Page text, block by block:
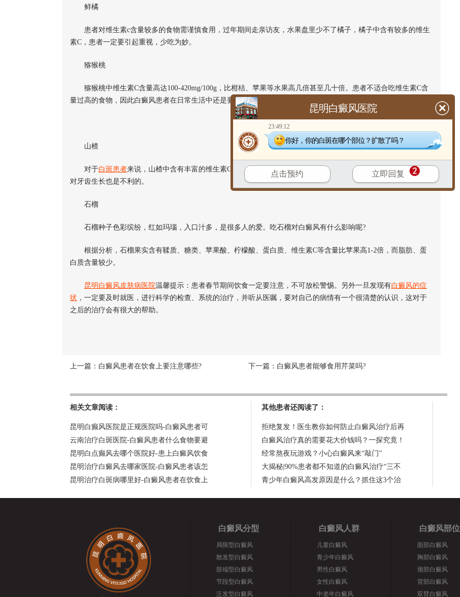
鲜橘
患者对维生素c含量较多的食物需谨慎食用，过年期间走亲访友，水果盘里少不了橘子，橘子中含有较多的维生
素C，患者一定要引起重视，少吃为妙。
猕猴桃
猕猴桃中维生素C含量高达100-420mg/100g，比柑桔、苹果等水果高几倍甚至几十倍。患者不适合吃维生素C含
量过高的食物，因此白癜风患者在日常生活中还是要尽量的少吃猕猴桃。
山楂
对于白斑患者来说，山楂中含有丰富的维生素C，是不利于 白癜风治疗
的。另外，长时间的食用山楂类的食品，
对牙齿生长也是不利的。
石榴
石榴种子色彩缤纷，红如玛瑙，入口汁多，是很多人的爱。吃石榴对白癜风有什么影响呢?
根据分析，石榴果实含有鞣质、糖类、苹果酸、柠檬酸、蛋白质、维生素C等含量比苹果高1-2倍，而脂肪、蛋
白质含量较少。
昆明白癜风皮肤病医院温馨提示：患者春节期间饮食一定要注意，不可放松警惕。另外一旦发现有白癜风的症
状 ，一定要及时就医，进行科学的检查、系统的治疗，并听从医嘱，要对自己的病情有一个很清楚的认识，这对于
之后的治疗会有很大的帮助。
上一篇： 白癜风患者在饮食上要注意哪些? 下一篇： 白癜风患者能够食用芹菜吗?
相关文章阅读：
昆明白癫风医院是正规医院吗-白癜风患者可
云南治疗白斑医院-白癜风患者什么食物要避
昆明白点癫风去哪个医院好-患上白癜风饮食
昆明治疗白癜风去哪家医院-白癜风患者该怎
昆明治疗白斑病哪里好-白癜风患者在饮食上
其他患者还阅读了：
拒绝复发！医生教你如何防止白癜风治疗后再
白癜风治疗真的需要花大价钱吗？一探究竟！
经常熬夜玩游戏？小心白癜风来“敲门”
大揭秘|90%患者都不知道的白癜风治疗“三不
青少年白癜风高发原因是什么？抓住这3个治
白癜风分型
局限型白癜风
散发型白癜风
肢端型白癜风
节段型白癜风
泛发型白癜风
白癜风人群
儿童白癜风
青少年白癜风
男性白癜风
女性白癜风
中老年白癜风
白癜风部位
面部白癜风
胸部白癜风
颈部白癜风
背部白癜风
双臂白癜风
昆明白癜风医院
23:49:12
你好，你的白斑在哪个部位？扩散了吗？
点击预约 立即回复